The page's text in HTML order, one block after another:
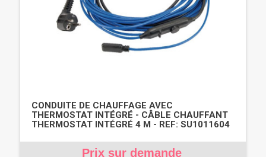
CONDUITE DE CHAUFFAGE AVEC
THERMOSTAT INTÉGRÉ - CÂBLE CHAUFFANT
THERMOSTAT INTÉGRÉ 4 M - REF: SU1011604
Prix sur demande